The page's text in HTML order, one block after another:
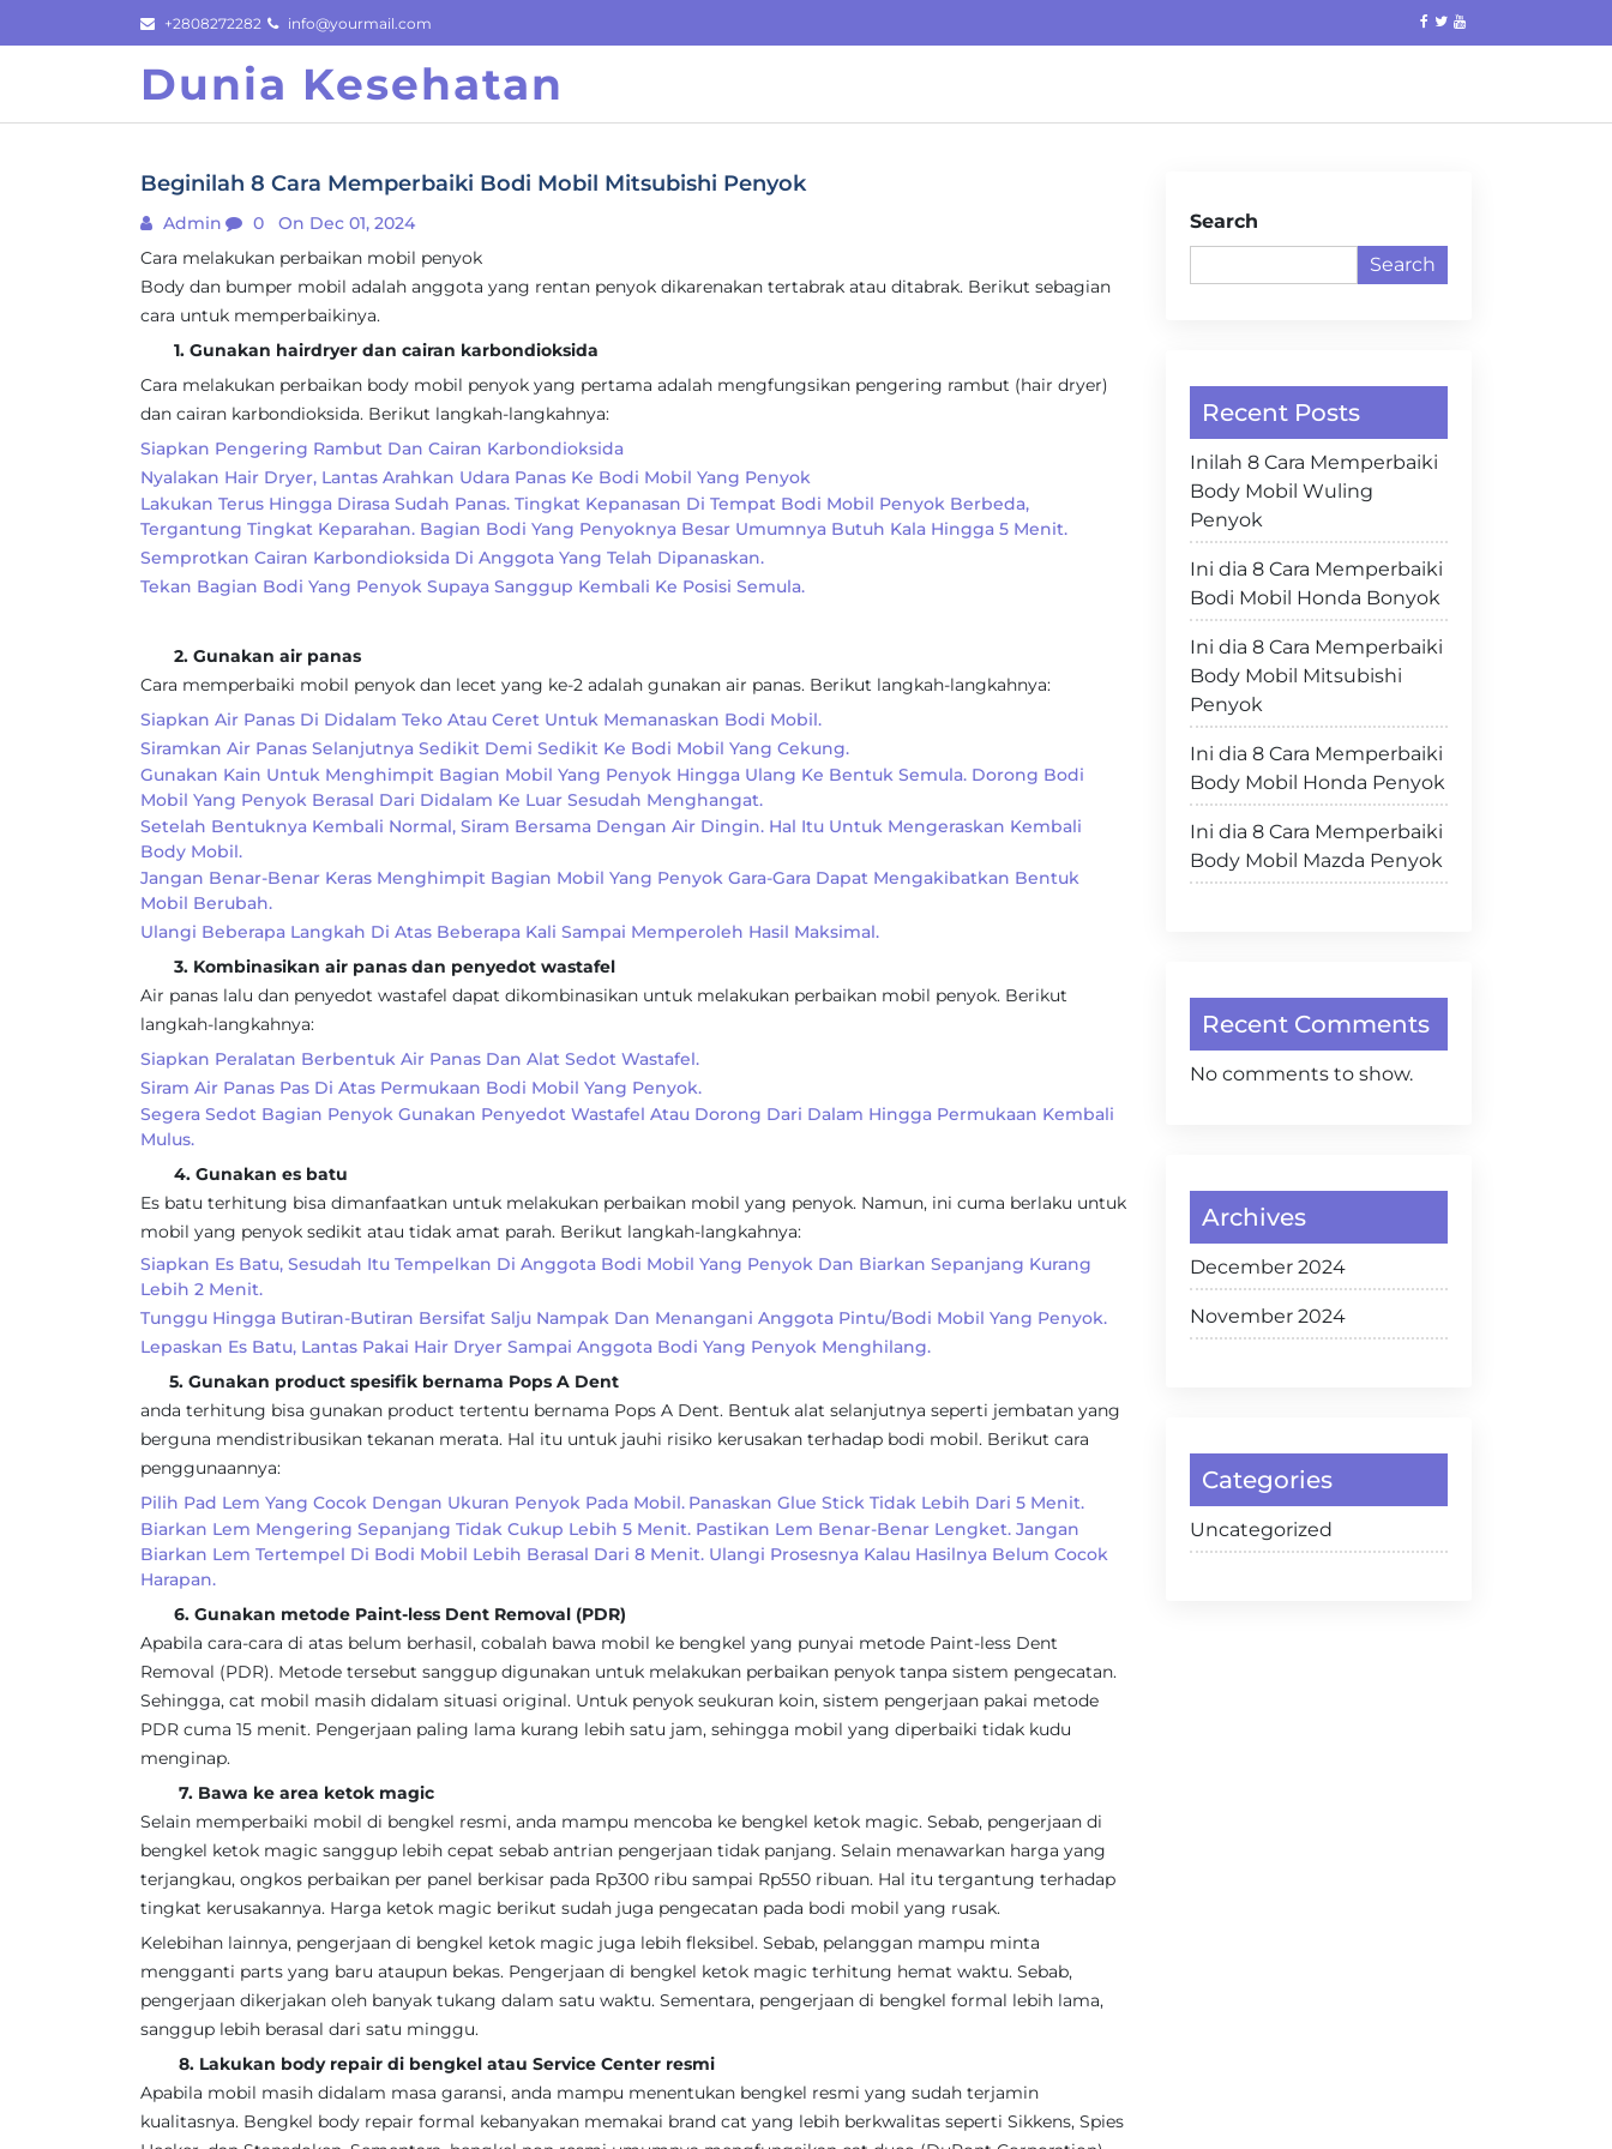
to
+2808272282 info@yourmail.com
Dunia Kesehatan
Beginilah 8 Cara Memperbaiki Bodi Mobil Mitsubishi Penyok
Admin 0
On Dec 01, 2024
Cara melakukan perbaikan mobil penyok
Body dan bumper mobil adalah anggota yang rentan penyok dikarenakan tertabrak atau ditabrak. Berikut sebagian
cara untuk memperbaikinya.
1. Gunakan hairdryer dan cairan karbondioksida
Cara melakukan perbaikan body mobil penyok yang pertama adalah mengfungsikan pengering rambut (hair dryer)
dan cairan karbondioksida. Berikut langkah-langkahnya:
Siapkan Pengering Rambut Dan Cairan Karbondioksida
Nyalakan Hair Dryer, Lantas Arahkan Udara Panas Ke Bodi Mobil Yang Penyok
Lakukan Terus Hingga Dirasa Sudah Panas. Tingkat Kepanasan Di Tempat Bodi Mobil Penyok Berbeda,
Tergantung Tingkat Keparahan. Bagian Bodi Yang Penyoknya Besar Umumnya Butuh Kala Hingga 5 Menit.
Semprotkan Cairan Karbondioksida Di Anggota Yang Telah Dipanaskan.
Tekan Bagian Bodi Yang Penyok Supaya Sanggup Kembali Ke Posisi Semula.
2. Gunakan air panas
Cara memperbaiki mobil penyok dan lecet yang ke-2 adalah gunakan air panas. Berikut langkah-langkahnya:
Siapkan Air Panas Di Didalam Teko Atau Ceret Untuk Memanaskan Bodi Mobil.
Siramkan Air Panas Selanjutnya Sedikit Demi Sedikit Ke Bodi Mobil Yang Cekung.
Gunakan Kain Untuk Menghimpit Bagian Mobil Yang Penyok Hingga Ulang Ke Bentuk Semula. Dorong Bodi
Mobil Yang Penyok Berasal Dari Didalam Ke Luar Sesudah Menghangat.
Setelah Bentuknya Kembali Normal, Siram Bersama Dengan Air Dingin. Hal Itu Untuk Mengeraskan Kembali
Body Mobil.
Jangan Benar-Benar Keras Menghimpit Bagian Mobil Yang Penyok Gara-Gara Dapat Mengakibatkan Bentuk
Mobil Berubah.
Ulangi Beberapa Langkah Di Atas Beberapa Kali Sampai Memperoleh Hasil Maksimal.
3. Kombinasikan air panas dan penyedot wastafel
Air panas lalu dan penyedot wastafel dapat dikombinasikan untuk melakukan perbaikan mobil penyok. Berikut
langkah-langkahnya:
Siapkan Peralatan Berbentuk Air Panas Dan Alat Sedot Wastafel.
Siram Air Panas Pas Di Atas Permukaan Bodi Mobil Yang Penyok.
Segera Sedot Bagian Penyok Gunakan Penyedot Wastafel Atau Dorong Dari Dalam Hingga Permukaan Kembali
Mulus.
4. Gunakan es batu
Es batu terhitung bisa dimanfaatkan untuk melakukan perbaikan mobil yang penyok. Namun, ini cuma berlaku untuk
mobil yang penyok sedikit atau tidak amat parah. Berikut langkah-langkahnya:
Siapkan Es Batu, Sesudah Itu Tempelkan Di Anggota Bodi Mobil Yang Penyok Dan Biarkan Sepanjang Kurang
Lebih 2 Menit.
Tunggu Hingga Butiran-Butiran Bersifat Salju Nampak Dan Menangani Anggota Pintu/bodi Mobil Yang Penyok.
Lepaskan Es Batu, Lantas Pakai Hair Dryer Sampai Anggota Bodi Yang Penyok Menghilang.
5. Gunakan product spesifik bernama Pops A Dent
anda terhitung bisa gunakan product tertentu bernama Pops A Dent. Bentuk alat selanjutnya seperti jembatan yang
berguna mendistribusikan tekanan merata. Hal itu untuk jauhi risiko kerusakan terhadap bodi mobil. Berikut cara
penggunaannya:
Pilih Pad Lem Yang Cocok Dengan Ukuran Penyok Pada Mobil. Panaskan Glue Stick Tidak Lebih Dari 5 Menit.
Biarkan Lem Mengering Sepanjang Tidak Cukup Lebih 5 Menit. Pastikan Lem Benar-Benar Lengket. Jangan
Biarkan Lem Tertempel Di Bodi Mobil Lebih Berasal Dari 8 Menit. Ulangi Prosesnya Kalau Hasilnya Belum Cocok
Harapan.
6. Gunakan metode Paint-less Dent Removal (PDR)
Apabila cara-cara di atas belum berhasil, cobalah bawa mobil ke bengkel yang punyai metode Paint-less Dent
Removal (PDR). Metode tersebut sanggup digunakan untuk melakukan perbaikan penyok tanpa sistem pengecatan.
Sehingga, cat mobil masih didalam situasi original. Untuk penyok seukuran koin, sistem pengerjaan pakai metode
PDR cuma 15 menit. Pengerjaan paling lama kurang lebih satu jam, sehingga mobil yang diperbaiki tidak kudu
menginap.
7. Bawa ke area ketok magic
Selain memperbaiki mobil di bengkel resmi, anda mampu mencoba ke bengkel ketok magic. Sebab, pengerjaan di
bengkel ketok magic sanggup lebih cepat sebab antrian pengerjaan tidak panjang. Selain menawarkan harga yang
terjangkau, ongkos perbaikan per panel berkisar pada Rp300 ribu sampai Rp550 ribuan. Hal itu tergantung terhadap
tingkat kerusakannya. Harga ketok magic berikut sudah juga pengecatan pada bodi mobil yang rusak.
Kelebihan lainnya, pengerjaan di bengkel ketok magic juga lebih fleksibel. Sebab, pelanggan mampu minta
mengganti parts yang baru ataupun bekas. Pengerjaan di bengkel ketok magic terhitung hemat waktu. Sebab,
pengerjaan dikerjakan oleh banyak tukang dalam satu waktu. Sementara, pengerjaan di bengkel formal lebih lama,
sanggup lebih berasal dari satu minggu.
8. Lakukan body repair di bengkel atau Service Center resmi
Apabila mobil masih didalam masa garansi, anda mampu menentukan bengkel resmi yang sudah terjamin
kualitasnya. Bengkel body repair formal kebanyakan memakai brand cat yang lebih berkwalitas seperti Sikkens, Spies
Search
Search
Recent Posts
Inilah 8 Cara Memperbaiki
Body Mobil Wuling
Penyok
Ini dia 8 Cara Memperbaiki
Bodi Mobil Honda Bonyok
Ini dia 8 Cara Memperbaiki
Body Mobil Mitsubishi
Penyok
Ini dia 8 Cara Memperbaiki
Body Mobil Honda Penyok
Ini dia 8 Cara Memperbaiki
Body Mobil Mazda Penyok
Recent Comments
No comments to show.
Archives
December 2024
November 2024
Categories
Uncategorized